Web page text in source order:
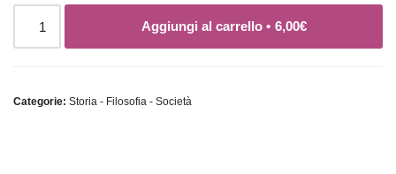
Aggiungi al carrello • 6,00€
Categorie: Storia - Filosofia - Società